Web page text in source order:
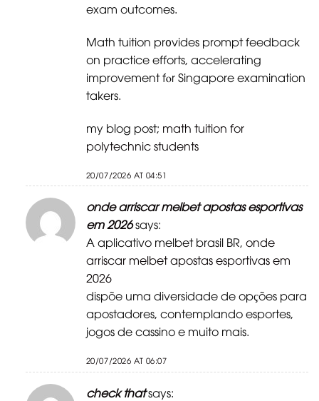
exam outcomes.
Math tuition pr᧐vides prompt feedback
on practice efforts, accelerating
improvement fⲟr Singapore examination
takers.
my blog post; math tuition for
polytechnic students
20/07/2026 AT 04:51
onde arriscar melbet apostas esportivas
em 2026says:
A aplicativo melbet brasil BR, onde
arriscar melbet apostas esportivas em
2026
dispõe uma diversidade de opções para
apostadores, contemplando esportes,
jogos de cassino e muito mais.
20/07/2026 AT 06:07
check thatsays: